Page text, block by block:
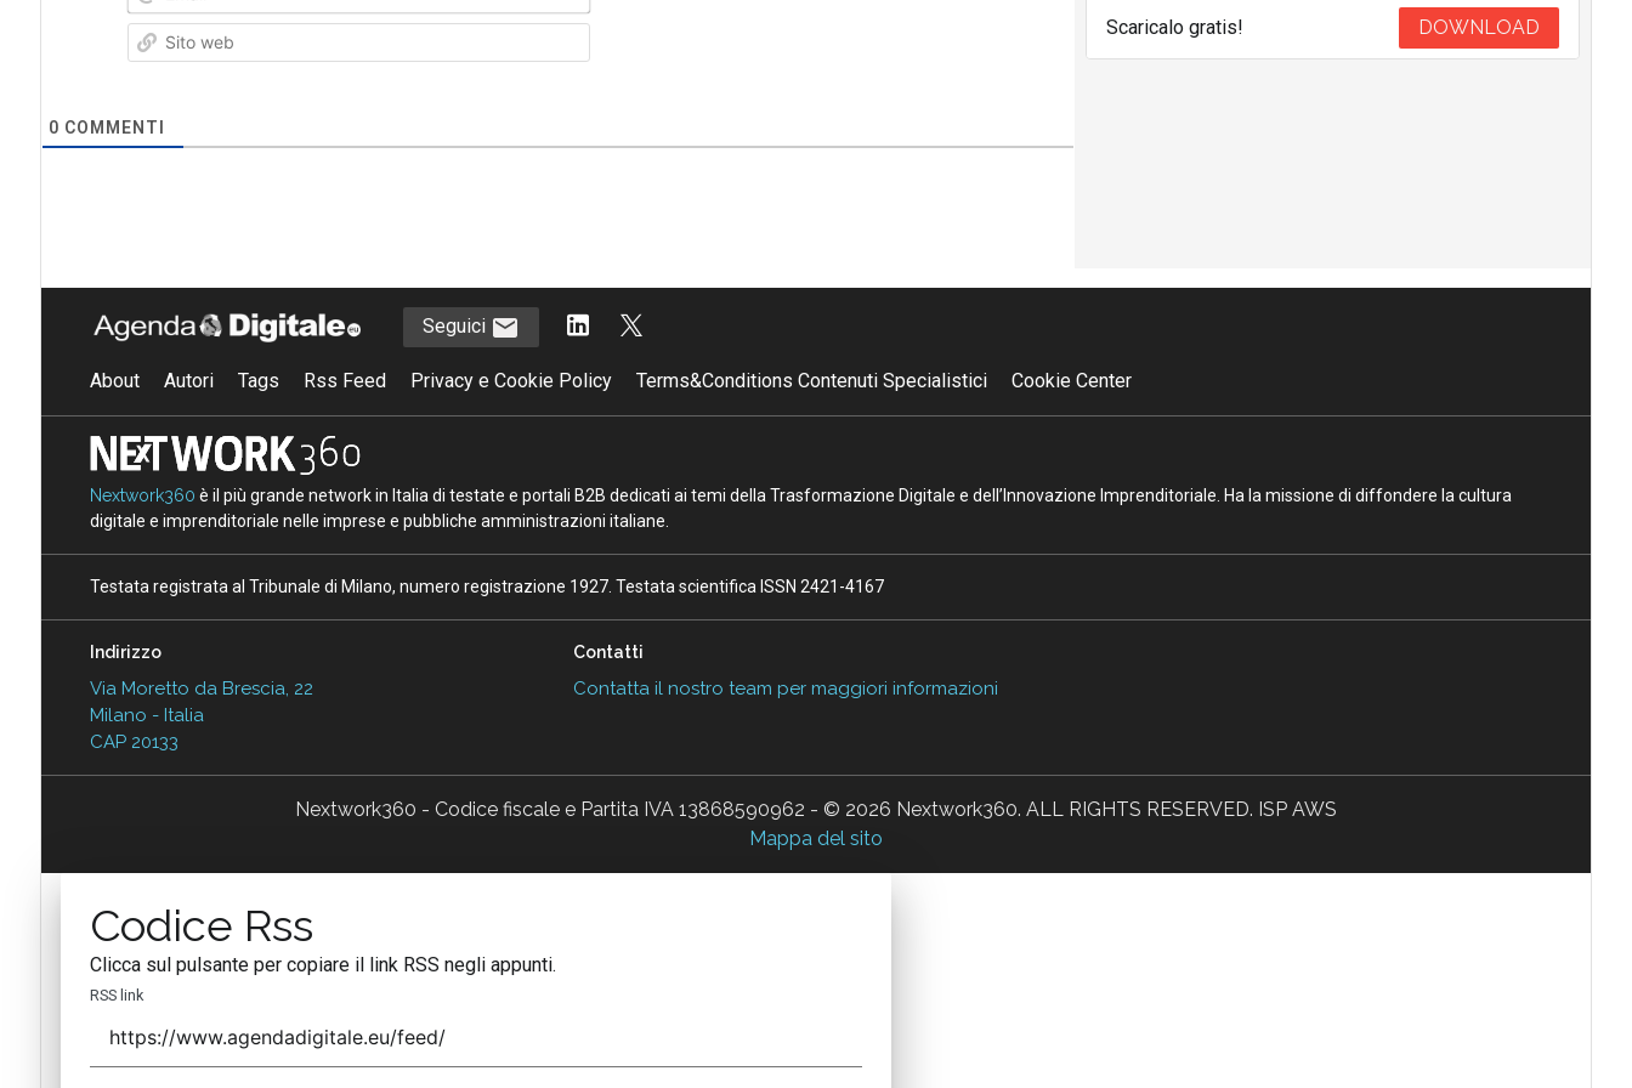
0 COMMENTI
Scaricalo gratis! DOWNLOAD
Seguici
About Autori Tags Rss Feed Privacy e Cookie Policy Terms&Conditions Contenuti Specialistici Cookie Center
Nextwork360 è il più grande network in Italia di testate e portali B2B dedicati ai temi della Trasformazione Digitale e dell’Innovazione Imprenditoriale. Ha la missione di diffondere la cultura
digitale e imprenditoriale nelle imprese e pubbliche amministrazioni italiane.
Testata registrata al Tribunale di Milano, numero registrazione 1927. Testata scientifica ISSN 2421-4167
Indirizzo
Via Moretto da Brescia, 22
Milano - Italia
CAP 20133
Contatti
Contatta il nostro team per maggiori informazioni
Nextwork360 - Codice fiscale e Partita IVA 13868590962 - © 2026 Nextwork360. ALL RIGHTS RESERVED. ISP AWS
Mappa del sito
Codice Rss
Clicca sul pulsante per copiare il link RSS negli appunti.
RSS link